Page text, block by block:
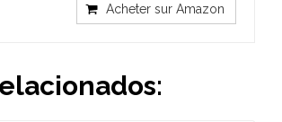
Acheter sur Amazon